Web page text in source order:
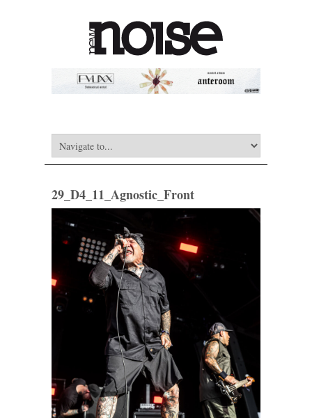
29_D4_11_Agnostic_Front